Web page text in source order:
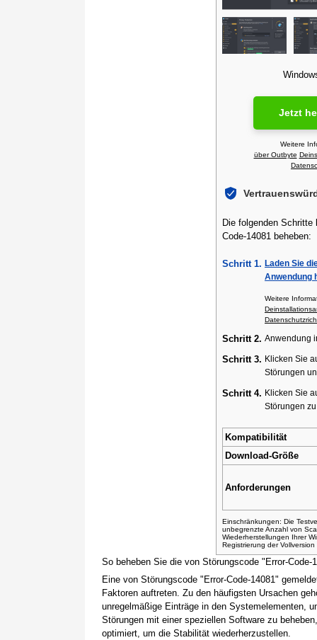
So beheben Sie die von Störungscode "Error-Code-
Eine von Störungscode "Error-Code-14081"
Faktoren auftreten. Zu den häufigsten Ursachen
unregelmäßige Einträge in den Systemelementen,
Störungen mit einer speziellen Software zu
optimiert, um die Stabilität wiederherzustellen.
Jetzt
Weitere
über Outbyte
Die folgenden Schritte
Code-14081 beheben:
Schritt 1. Laden Sie
Anwendung
Weitere
Schritt 2. Anwendung
Schritt 3. Klicken Sie
Störungen
Schritt 4. Klicken Sie
Störungen
Kompatibilität
Download-Größe
Anforderungen
Einschränkungen: Die
unbegrenzte Anzahl von
Wiederherstellungen Ihrer
Registrierung der